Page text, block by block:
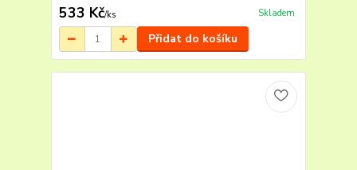
533 Kč/ks Skladem
Přidat do košíku